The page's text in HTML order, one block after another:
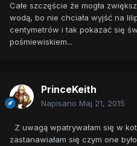
Całe szczęście że mogła
wodą, bo nie chciała wyjść na
centymetrów i tak pokazać się
pośmiewiskiem...
PrinceKeith
Napisano Maj 21, 2015
Z uwagą wpatrywałam się w
zastanawiałam się czym one